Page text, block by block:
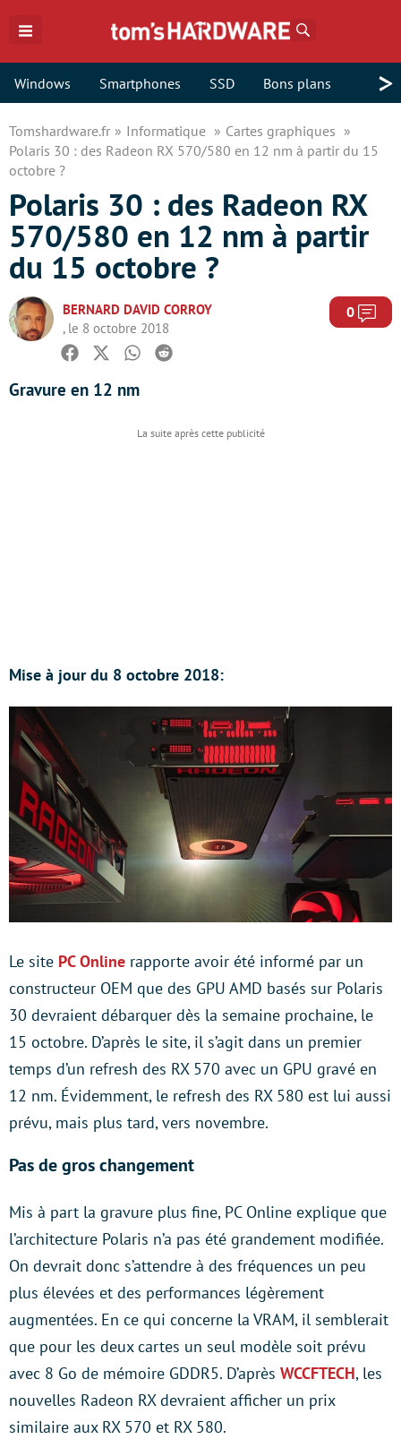
Windows Smartphones SSD Bons plans >
Tomshardware.fr Informatique
Cartes graphiques
Polaris 30 : des Radeon RX 570/580 en 12 nm à partir du 15
octobre ?
Polaris 30 : des Radeon RX
570/580 en 12 nm à partir
du 15 octobre ?
BERNARD DAVID CORROY
, le 8 octobre 2018
0
Facebook
TwitterWhatsapp
Reddit
Gravure en 12 nm
Mise à jour du 8 octobre 2018:
Le site PC Online rapporte avoir été informé par un
constructeur OEM que des GPU AMD basés sur Polaris
30 devraient débarquer dès la semaine prochaine, le
15 octobre. D’après le site, il s’agit dans un premier
temps d’un refresh des RX 570 avec un GPU gravé en
12 nm. Évidemment, le refresh des RX 580 est lui aussi
prévu, mais plus tard, vers novembre.
Pas de gros changement
Mis à part la gravure plus fine, PC Online explique que
l’architecture Polaris n’a pas été grandement modifiée.
On devrait donc s’attendre à des fréquences un peu
plus élevées et des performances légèrement
augmentées. En ce qui concerne la VRAM, il semblerait
que pour les deux cartes un seul modèle soit prévu
avec 8 Go de mémoire GDDR5. D’après WCCFTECH, les
nouvelles Radeon RX devraient afficher un prix
similaire aux RX 570 et RX 580.